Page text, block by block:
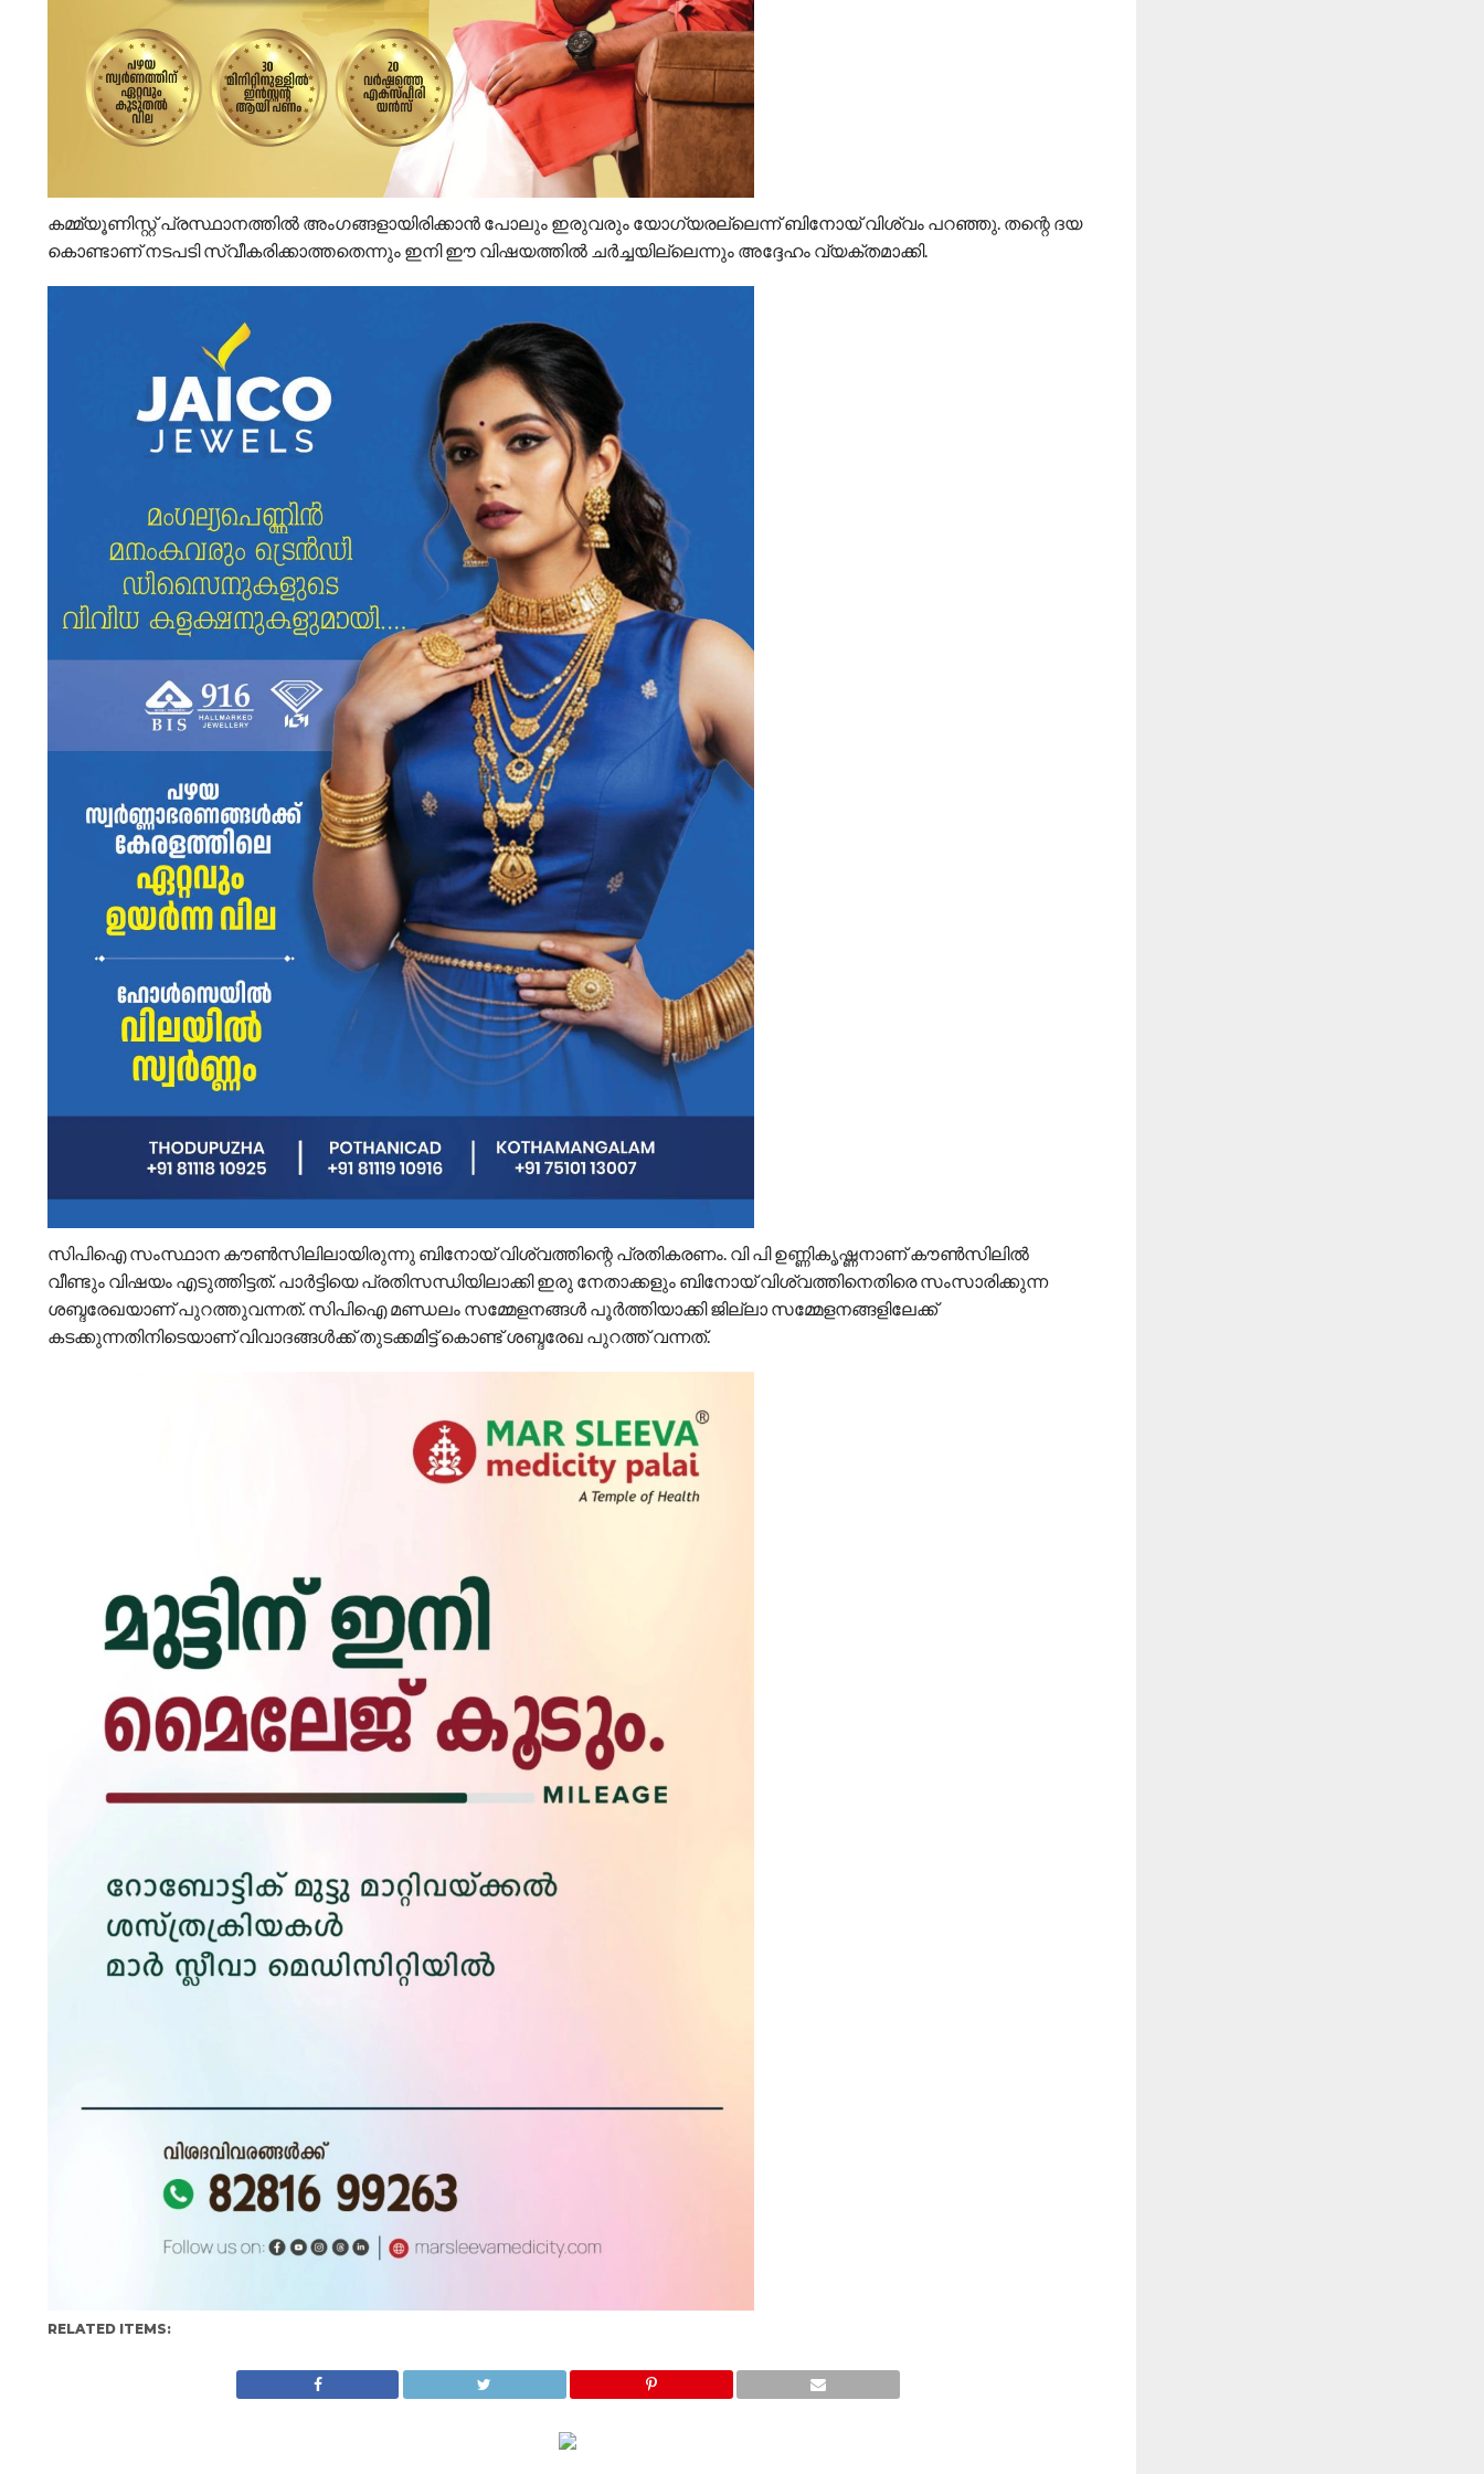
കമ്മ്യൂണിസ്റ്റ് പ്രസ്ഥാനത്തില്‍ അംഗങ്ങളായിരിക്കാന്‍ പോലും ഇരുവരും യോഗ്യരല്ലെന്ന് ബിനോയ് വിശ്വം പറഞ്ഞു. തന്റെ ദയ
കൊണ്ടാണ് നടപടി സ്വീകരിക്കാത്തതെന്നും ഇനി ഈ വിഷയത്തില്‍ ചര്‍ച്ചയില്ലെന്നും അദ്ദേഹം വ്യക്തമാക്കി.
സിപിഐ സംസ്ഥാന കൗണ്‍സിലിലായിരുന്നു ബിനോയ് വിശ്വത്തിന്റെ പ്രതികരണം. വി പി ഉണ്ണികൃഷ്ണനാണ് കൗണ്‍സിലില്‍
വീണ്ടും വിഷയം എടുത്തിട്ടത്. പാര്‍ട്ടിയെ പ്രതിസന്ധിയിലാക്കി ഇരു നേതാക്കളും ബിനോയ് വിശ്വത്തിനെതിരെ സംസാരിക്കുന്ന
ശബ്ദരേഖയാണ് പുറത്തുവന്നത്. സിപിഐ മണ്ഡലം സമ്മേളനങ്ങള്‍ പൂര്‍ത്തിയാക്കി ജില്ലാ സമ്മേളനങ്ങളിലേക്ക്
കടക്കുന്നതിനിടെയാണ് വിവാദങ്ങള്‍ക്ക് തുടക്കമിട്ട് കൊണ്ട് ശബ്ദരേഖ പുറത്ത് വന്നത്.
RELATED ITEMS: